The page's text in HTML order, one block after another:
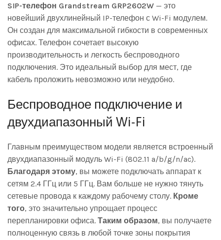
SIP-телефон Grandstream GRP2602W — это
новейший двухлинейный IP-телефон с Wi-Fi модулем.
Он создан для максимальной гибкости в современных
офисах. Телефон сочетает высокую
производительность и легкость беспроводного
подключения. Это идеальный выбор для мест, где
кабель проложить невозможно или неудобно.
Беспроводное подключение и
двухдиапазонный Wi-Fi
Главным преимуществом модели является встроенный
двухдиапазонный модуль Wi-Fi (802.11 a/b/g/n/ac).
Благодаря этому, вы можете подключать аппарат к
сетям 2.4 ГГц или 5 ГГц. Вам больше не нужно тянуть
сетевые провода к каждому рабочему столу. Кроме
того, это значительно упрощает процесс
перепланировки офиса. Таким образом, вы получаете
полноценную связь в любой точке зоны покрытия